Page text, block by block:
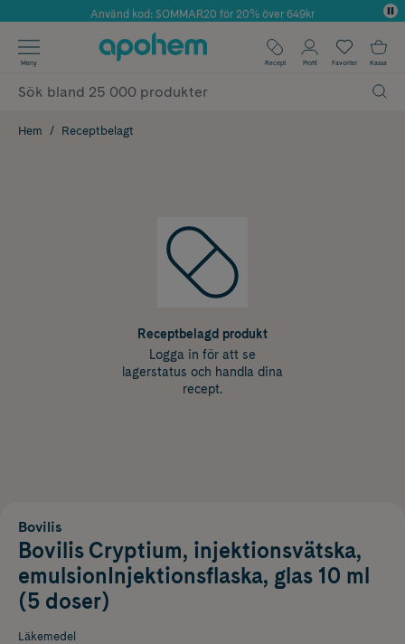
Årets Butik 2025 inom Skönhet
Använd kod: SOMMAR20 för 20% över 649kr
✓ Fri frakt
✓ Poäng på alla köp*
Meny Recept Profil Favoriter Kassa
Hem Receptbelagt
Receptbelagd produkt
Logga in för att se
lagerstatus och handla dina
recept.
Bovilis
Bovilis Cryptium, injektionsvätska,
emulsionInjektionsflaska, glas 10 ml
(5 doser)
Läkemedel